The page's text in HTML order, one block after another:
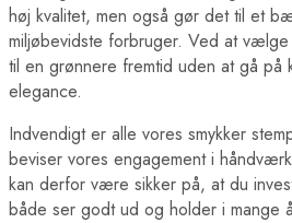
høj kvalitet, men også gør det til et
miljøbevidste forbruger. Ved at
til en grønnere fremtid uden at gå på
elegance.
Indvendigt er alle vores smykker
beviser vores engagement i
kan derfor være sikker på, at du
både ser godt ud og holder i mange